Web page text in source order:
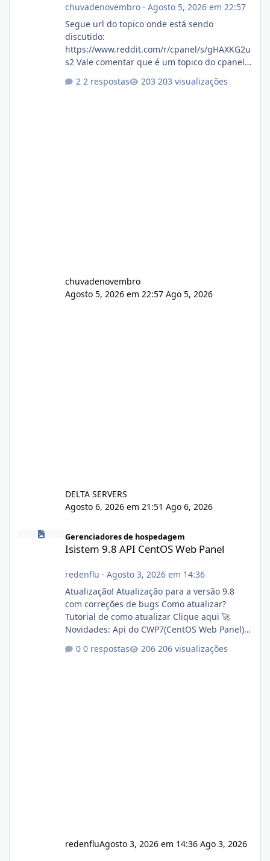
chuvadenovembro· Agosto 5, 2026 em 22:57
Segue url do topico onde está sendo
discutido:
https://www.reddit.com/r/cpanel/s/gHAXKG2u
s2 Vale comentar que é um topico do cpanel...
2 respostas 203 visualizações
chuvadenovembro
Agosto 5, 2026 em 22:57 Ago 5, 2026
DELTA SERVERS
Agosto 6, 2026 em 21:51 Ago 6, 2026
Isistem 9.8 API CentOS Web Panel
Gerenciadores de hospedagem
Isistem 9.8 API CentOS Web Panel
redenflu · Agosto 3, 2026 em 14:36
Atualização! Atualização para a versão 9.8
com correções de bugs Como atualizar?
Tutorial de como atualizar Clique aqui 🚀
Novidades: Api do CWP7(CentOS Web Panel)
autorizado a usasr o isistem:
0 respostas 206 visualizações
redenfluAgosto 3, 2026 em 14:36 Ago 3, 2026